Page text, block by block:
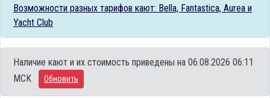
Возможности разных тарифов кают: Bella, Fantastica, Aurea и
Yacht Club
Наличие кают и их стоимость приведены на 06.08.2026 06:11
MCK
Обновить